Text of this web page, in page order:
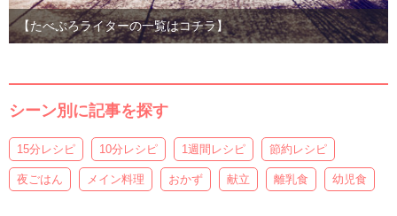
【たべぷろライターの一覧はコチラ】
シーン別に記事を探す
15分レシピ 10分レシピ 1週間レシピ 節約レシピ
夜ごはん メイン料理 おかず 献立 離乳食 幼児食